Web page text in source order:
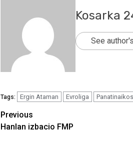
Kosarka
See
Tags: Ergin Ataman Evroliga Panatinaikos
Continue
Reading
Previous
Hanlan izbacio FMP